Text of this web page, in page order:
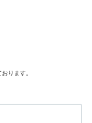
ります。